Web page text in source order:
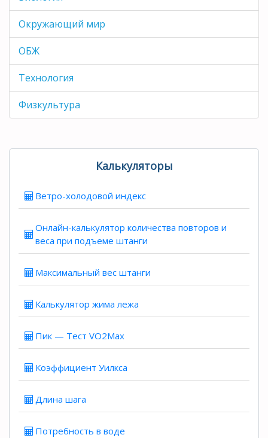
Окружающий мир
ОБЖ
Технология
Физкультура
Калькуляторы
Ветро-холодовой индекс
Онлайн-калькулятор количества повторов и
веса при подъеме штанги
Максимальный вес штанги
Калькулятор жима лежа
Пик — Тест VO2Max
Коэффициент Уилкса
Длина шага
Потребность в воде